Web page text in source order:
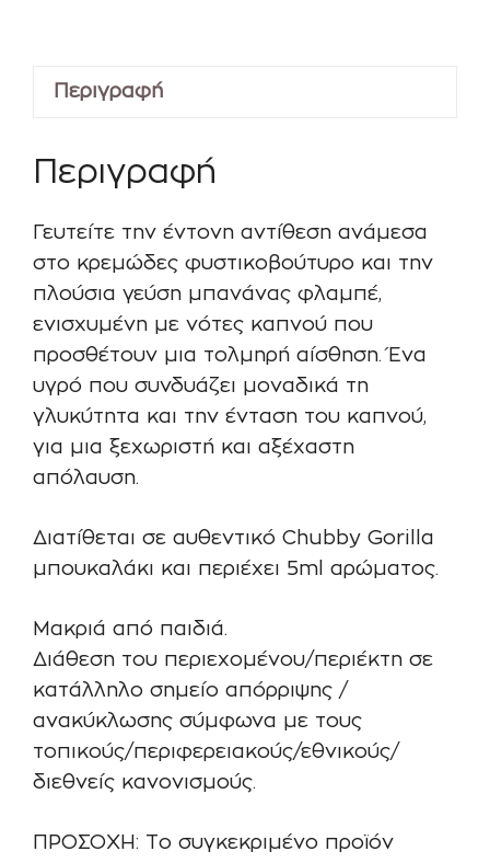
Περιγραφή
Περιγραφή
Γευτείτε την έντονη αντίθεση ανάμεσα
στο κρεμώδες φυστικοβούτυρο και την
πλούσια γεύση μπανάνας φλαμπέ,
ενισχυμένη με νότες καπνού που
προσθέτουν μια τολμηρή αίσθηση. Ένα
υγρό που συνδυάζει μοναδικά τη
γλυκύτητα και την ένταση του καπνού,
για μια ξεχωριστή και αξέχαστη
απόλαυση.
Διατίθεται σε αυθεντικό Chubby Gorilla
μπουκαλάκι και περιέχει 5ml αρώματος.
Μακριά από παιδιά.
Διάθεση του περιεχομένου/περιέκτη σε
κατάλληλο σημείο απόρριψης /
ανακύκλωσης σύμφωνα με τους
τοπικούς/περιφερειακούς/εθνικούς/
διεθνείς κανονισμούς.
ΠΡΟΣΟΧΗ: Το συγκεκριμένο προϊόν